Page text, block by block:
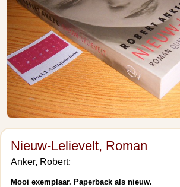
Nieuw-Lelievelt, Roman
Anker, Robert;
Mooi exemplaar. Paperback als nieuw.